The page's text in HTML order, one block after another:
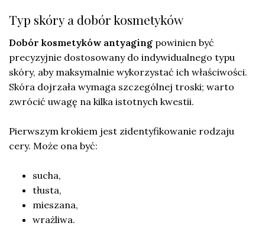
Typ skóry a dobór kosmetyków
Dobór kosmetyków antyaging powinien być
precyzyjnie dostosowany do indywidualnego typu
skóry, aby maksymalnie wykorzystać ich właściwości.
Skóra dojrzała wymaga szczególnej troski; warto
zwrócić uwagę na kilka istotnych kwestii.
Pierwszym krokiem jest zidentyfikowanie rodzaju
cery. Może ona być:
sucha,
tłusta,
mieszana,
wrażliwa.